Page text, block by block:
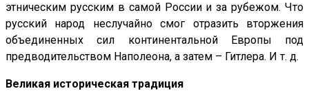
этническим русским в самой России и за рубежом. Что
русский народ неслучайно смог отразить вторжения
объединенных сил континентальной Европы под
предводительством Наполеона, а затем – Гитлера. И т. д.
Великая историческая традиция